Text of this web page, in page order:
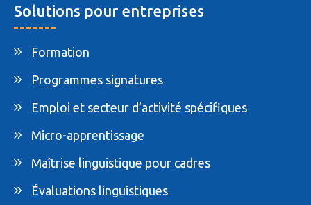
Solutions pour entreprises
Formation
Programmes signatures
Emploi et secteur d’activité spécifiques
Micro-apprentissage
Maîtrise linguistique pour cadres
Évaluations linguistiques